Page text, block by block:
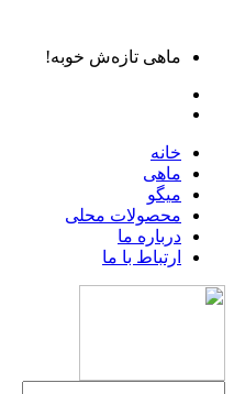
ماهی تازه‌ش خوبه!
خانه
ماهی
میگو
محصولات محلی
درباره ما
ارتباط با ما